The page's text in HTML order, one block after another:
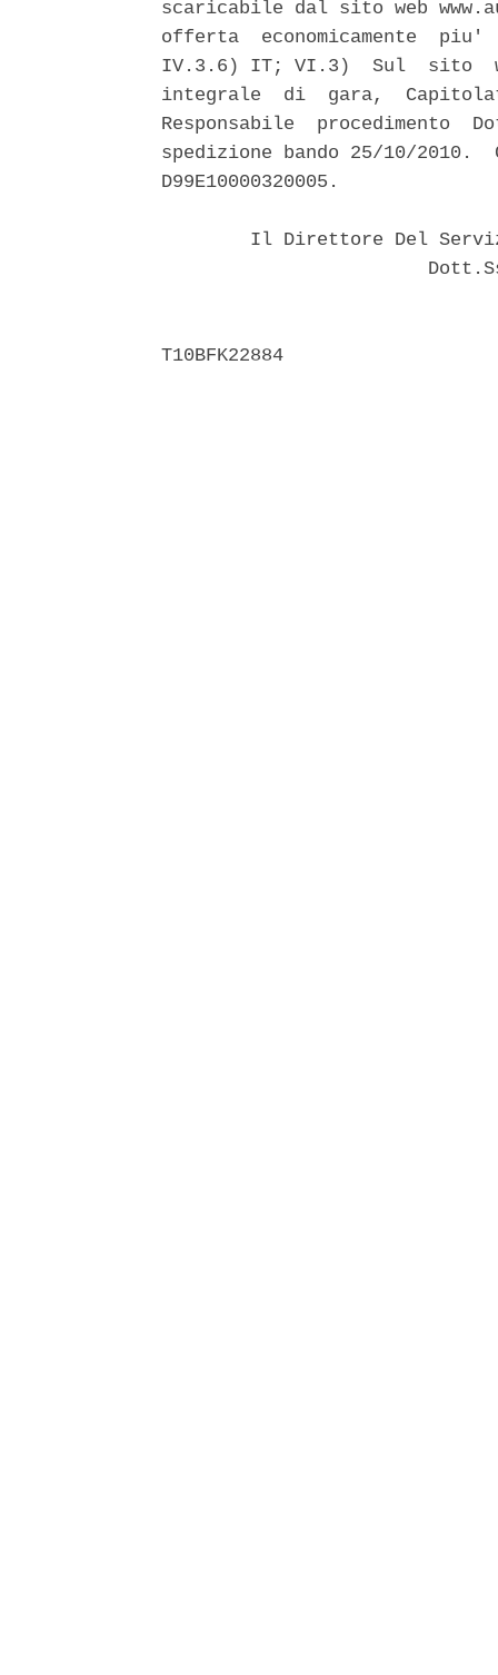
scaricabile dal sito web
offerta  economicamente
IV.3.6) IT; VI.3)  Sul  sito
integrale  di  gara,
Responsabile
spedizione bando 25/10/2010.
D99E10000320005.
Il Direttore Del